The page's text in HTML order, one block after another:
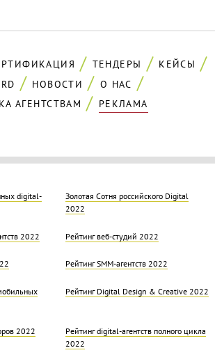
ТЕНДЕРЫ
КЕЙСЫ
НОВОСТИ
О НАС
АГЕНТСТВАМ
РЕКЛАМА
digital-
Золотая Cотня российского Digital
2022
2022 Рейтинг веб-студий 2022
Рейтинг SMM-агентств 2022
Рейтинг Digital Design & Creative 2022
2022
Рейтинг digital-агентств полного цикла
2022